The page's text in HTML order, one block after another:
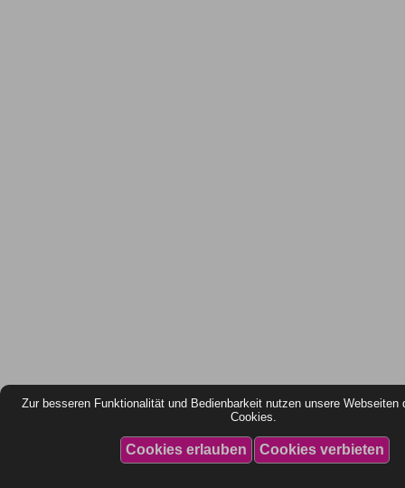
Zur besseren Funktionalität und Bedienbarkeit nutzen unsere Webseiten
Cookies.